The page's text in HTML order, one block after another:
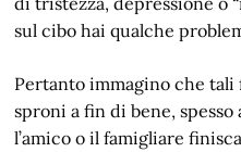
sul cibo hai qualche
Pertanto immagino che tali
sproni a fin di bene,
l’amico o il famigliare